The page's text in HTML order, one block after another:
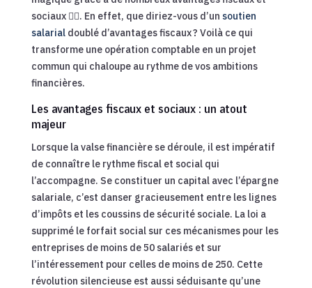
sociaux 🧙‍♂️. En effet, que diriez-vous d’un soutien
salarialdoublé d’avantages fiscaux ? Voilà ce qui
transforme une opération comptable en un projet
commun qui chaloupe au rythme de vos ambitions
financières.
Les avantages fiscaux et sociaux : un atout
majeur
Lorsque la valse financière se déroule, il est impératif
de connaître le rythme fiscal et social qui
l’accompagne. Se constituer un capital avec l’épargne
salariale, c’est danser gracieusement entre les lignes
d’impôts et les coussins de sécurité sociale. La loi a
supprimé le forfait social sur ces mécanismes pour les
entreprises de moins de 50 salariés et sur
l’intéressement pour celles de moins de 250. Cette
révolution silencieuse est aussi séduisante qu’une